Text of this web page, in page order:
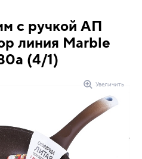
с ручкой АП
линия Marble
(4/1)
Увеличить